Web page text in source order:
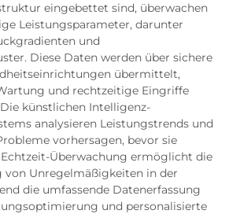
eingebettet sind, überwachen
Leistungsparameter, darunter
und
Diese Daten werden über sichere
übermittelt,
und rechtzeitige Eingriffe
künstlichen Intelligenz-
analysieren Leistungstrends und
vorhersagen, bevor sie
Überwachung ermöglicht die
von Unregelmäßigkeiten in der
die umfassende Datenerfassung
und personalisierte